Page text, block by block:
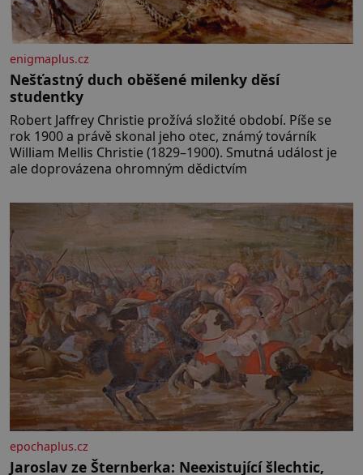
enigmaplus.cz
Nešťastný duch oběšené milenky děsí
studentky
Robert Jaffrey Christie prožívá složité období. Píše se
rok 1900 a právě skonal jeho otec, známý továrník
William Mellis Christie (1829–1900). Smutná událost je
ale doprovázena ohromným dědictvím
epochaplus.cz
Jaroslav ze Šternberka: Neexistující šlechtic,